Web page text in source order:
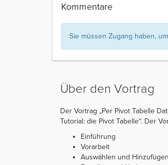
Kommentare
Sie müssen Zugang haben,
Über den Vortrag
Der Vortrag „Per Pivot Tabelle
Tutorial: die Pivot Tabelle“. Der
Einführung
Vorarbeit
Auswählen und